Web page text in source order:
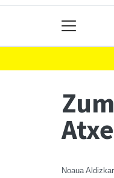
Noaua